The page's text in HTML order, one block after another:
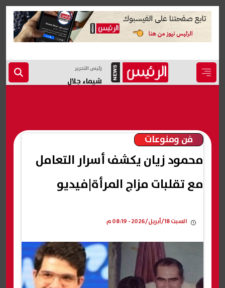
رئيس التحرير
شيماء جلال
فن ومنوعات
محمود زيان يكشف أسرار التعامل
مع تقلبات مزاج المرأة|فيديو
السبت 18/أبريل/2026 - 08:19 م